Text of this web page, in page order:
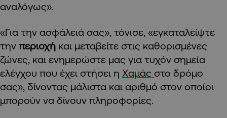
αναλόγως».
«Για την ασφάλειά σας», τόνισε, «εγκαταλείψτε
την περιοχή και μεταβείτε στις καθορισμένες
ζώνες, και ενημερώστε μας για τυχόν σημεία
ελέγχου που έχει στήσει η Χαμάς στο δρόμο
σας», δίνοντας μάλιστα και αριθμό στον οποίοι
μπορούν να δίνουν πληροφορίες.